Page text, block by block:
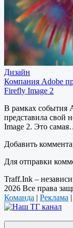
Дизайн
Компания Adobe
Firefly Image 2
В рамках события
представила свой
Image 2. Это
Добавить
Для отправки
Traff.Ink –
2026 Все права
Команда | Реклама |